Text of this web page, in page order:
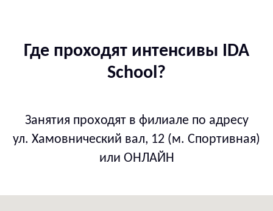
Где проходят интенсивы IDA
School?
Занятия проходят в филиале по адресу
ул. Хамовнический вал, 12 (м. Спортивная)
или ОНЛАЙН